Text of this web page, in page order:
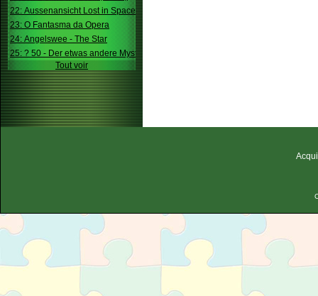
22: Aussenansicht Lost in Space
23: O Fantasma da Opera
24: Angelswee - The Star
25: ? 50 - Der etwas andere Mystery
Tout voir